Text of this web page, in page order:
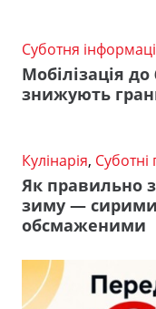
Суботня
Мобілізація
знижують
Кулінарія,
Як правильно
зиму —
обсмаженими